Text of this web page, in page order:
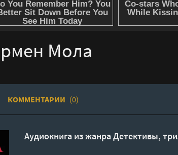
Мола
КОММЕНТАРИИ (0)
Аудиокнига из жанраДетективы,